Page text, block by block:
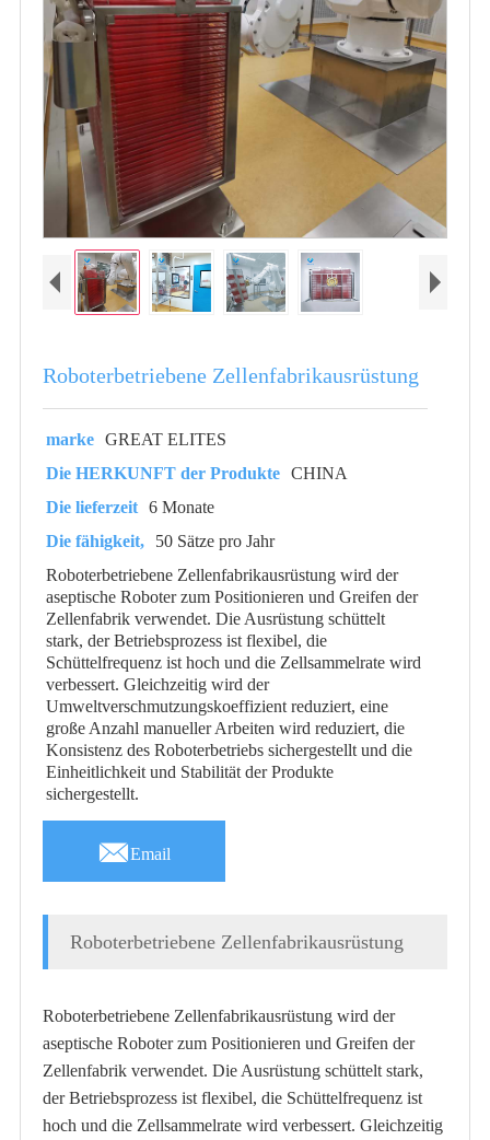
Roboterbetriebene Zellenfabrikausrüstung
marke GREAT ELITES
Die HERKUNFT der Produkte CHINA
Die lieferzeit 6 Monate
Die fähigkeit,
50 Sätze pro Jahr
Roboterbetriebene Zellenfabrikausrüstung wird der
aseptische Roboter zum Positionieren und Greifen der
Zellenfabrik verwendet. Die Ausrüstung schüttelt
stark, der Betriebsprozess ist flexibel, die
Schüttelfrequenz ist hoch und die Zellsammelrate wird
verbessert. Gleichzeitig wird der
Umweltverschmutzungskoeffizient reduziert, eine
große Anzahl manueller Arbeiten wird reduziert, die
Konsistenz des Roboterbetriebs sichergestellt und die
Einheitlichkeit und Stabilität der Produkte
sichergestellt.
Email
Roboterbetriebene Zellenfabrikausrüstung
Roboterbetriebene Zellenfabrikausrüstung wird der
aseptische Roboter zum Positionieren und Greifen der
Zellenfabrik verwendet. Die Ausrüstung schüttelt stark,
der Betriebsprozess ist flexibel, die Schüttelfrequenz ist
hoch und die Zellsammelrate wird verbessert. Gleichzeitig